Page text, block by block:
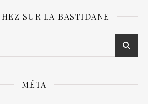
SUR LA BASTIDANE
MÉTA